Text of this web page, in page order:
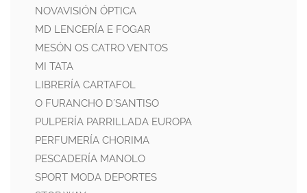
NOVAVISIÓN ÓPTICA
MD LENCERÍA E FOGAR
MESÓN OS CATRO VENTOS
MI TATA
LIBRERÍA CARTAFOL
O FURANCHO D´SANTISO
PULPERÍA PARRILLADA EUROPA
PERFUMERÍA CHORIMA
PESCADERÍA MANOLO
SPORT MODA DEPORTES